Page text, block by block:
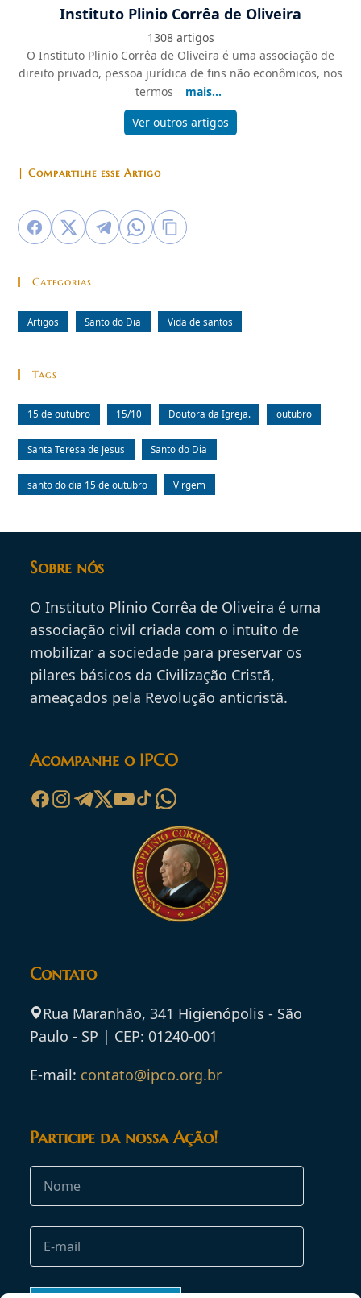
Instituto Plinio Corrêa de Oliveira
1308 artigos
O Instituto Plinio Corrêa de Oliveira é uma associação de
direito privado, pessoa jurídica de fins não econômicos, nos
termos
mais...
Ver outros artigos
| Compartilhe esse Artigo
Categorias
Artigos Santo do Dia Vida de santos
Tags
15 de outubro 15/10 Doutora da Igreja. outubro
Santa Teresa de Jesus Santo do Dia
santo do dia 15 de outubro Virgem
Sobre nós
O Instituto Plinio Corrêa de Oliveira é uma
associação civil criada com o intuito de
mobilizar a sociedade para preservar os
pilares básicos da Civilização Cristã,
ameaçados pela Revolução anticristã.
Acompanhe o IPCO
Contato
Rua Maranhão, 341 Higienópolis - São
Paulo - SP | CEP: 01240-001
E-mail: contato@ipco.org.br
Participe da nossa Ação!